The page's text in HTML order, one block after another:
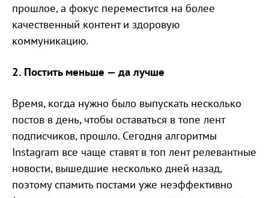
прошлое, а фокус переместится на более
качественный контент и здоровую
коммуникацию.
2. Постить меньше — да лучше
Время, когда нужно было выпускать несколько
постов в день, чтобы оставаться в топе лент
подписчиков, прошло. Сегодня алгоритмы
Instagram все чаще ставят в топ лент релевантные
новости, вышедшие несколько дней назад,
поэтому спамить постами уже неэффективно